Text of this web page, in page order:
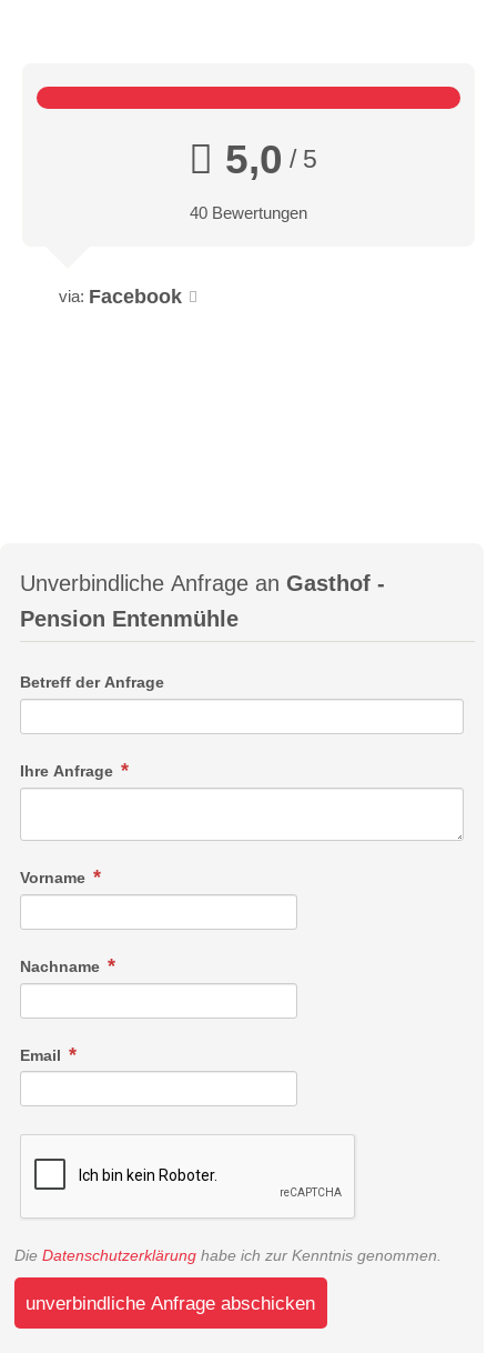
5,0 / 5
40 Bewertungen
via: Facebook
Unverbindliche Anfrage an Gasthof -
Pension Entenmühle
Betreff der Anfrage
Ihre Anfrage
Vorname
Nachname
Email
Die Datenschutzerklärung habe ich zur Kenntnis genommen.
unverbindliche Anfrage abschicken